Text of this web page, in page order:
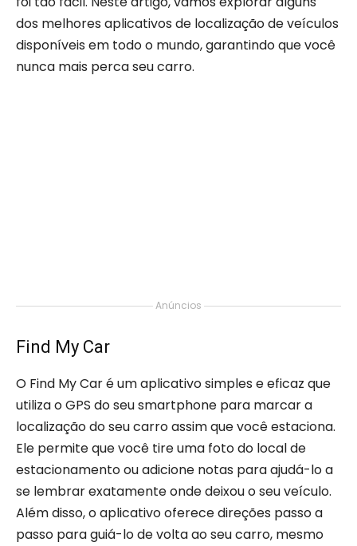
dos melhores aplicativos de localização de veículos
disponíveis em todo o mundo, garantindo que você
nunca mais perca seu carro.
Anúncios
Find My Car
O Find My Car é um aplicativo simples e eficaz que
utiliza o GPS do seu smartphone para marcar a
localização do seu carro assim que você estaciona.
Ele permite que você tire uma foto do local de
estacionamento ou adicione notas para ajudá-lo a
se lembrar exatamente onde deixou o seu veículo.
Além disso, o aplicativo oferece direções passo a
passo para guiá-lo de volta ao seu carro, mesmo